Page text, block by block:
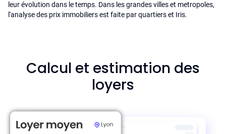
leur évolution dans le temps. Dans les grandes villes et metropoles,
l'analyse des prix immobiliers est faite par quartiers et Iris.
Calcul et estimation des
loyers